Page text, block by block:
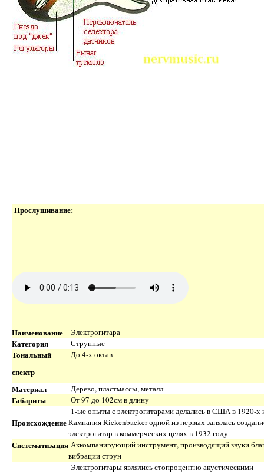
Прослушивание:
Наименование Электрогитара
Категория Струнные
Тональный
спектр
До 4-х октав
Материал Дерево, пластмассы, металл
Габариты От 97 до 102см в длину
Происхождение
1-ые опыты с электрогитарами делались в США в 1920-х
Кампания Rickenbacker одной из первых занялась
электрогитар в коммерческих целях в 1932 году
Систематизация Аккомпанирующий инструмент, производящий звуки
вибрации струн
Электрогитары являлись стопроцентно акустическими